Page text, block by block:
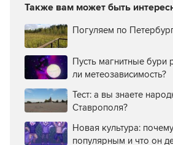
Также вам может быть
Погуляем по
Пусть магнитные бури
ли метеозависимость?
Тест: а вы знаете
Ставрополя?
Новая культура:
популярным и что он